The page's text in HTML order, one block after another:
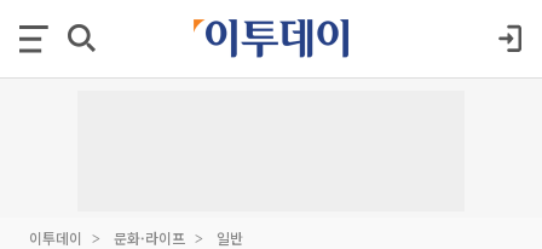
이투데이 문화·라이프 일반